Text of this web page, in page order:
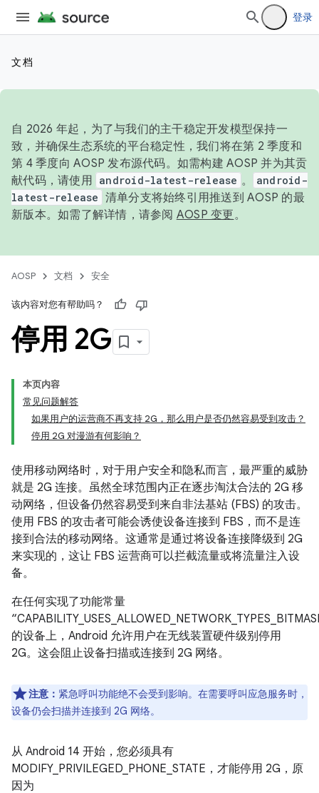
登录
文档
自 2026 年起，为了与我们的主干稳定开发模型保持一
致，并确保生态系统的平台稳定性，我们将在第 2 季度和
第 4 季度向 AOSP 发布源代码。如需构建 AOSP 并为其贡
献代码，请使用 android-latest-release 。
android-
latest-release 清单分支将始终引用推送到 AOSP 的最
新版本。如需了解详情，请参阅 AOSP 变更。
AOSP 文档 安全
该内容对您有帮助吗？
停用 2G
本页内容
常见问题解答
如果用户的运营商不再支持 2G，那么用户是否仍然容易受到攻击？
停用 2G 对漫游有何影响？
使用移动网络时，对于用户安全和隐私而言，最严重的威胁
就是 2G 连接。虽然全球范围内正在逐步淘汰合法的 2G 移
动网络，但设备仍然容易受到来自非法基站 (FBS) 的攻击。
使用 FBS 的攻击者可能会诱使设备连接到 FBS，而不是连
接到合法的移动网络。这通常是通过将设备连接降级到 2G
来实现的，这让 FBS 运营商可以拦截流量或将流量注入设
备。
在任何实现了功能常量
的设备上，Android 允许用户在无线装置硬件级别停用
2G。这会阻止设备扫描或连接到 2G 网络。
注意： 紧急呼叫功能绝不会受到影响。在需要呼叫应急服务时，
设备仍会扫描并连接到 2G 网络。
从 Android 14 开始，您必须具有
MODIFY_PRIVILEGED_PHONE_STATE，才能停用 2G，原
因为